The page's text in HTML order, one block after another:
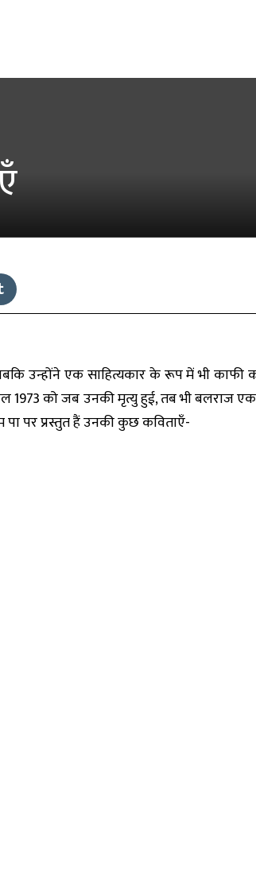
उन्होंने एक साहित्यकार के रूप में भी काफी
1973 को जब उनकी मृत्यु हुई, तब भी बलराज
पर प्रस्तुत हैं उनकी कुछ कविताएँ-